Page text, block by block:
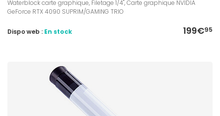
Waterblock carte graphique, Filetage 1/4", Carte graphique NVIDIA
GeForce RTX 4090 SUPRIM/GAMING TRIO
199€95
Dispo web : En stock